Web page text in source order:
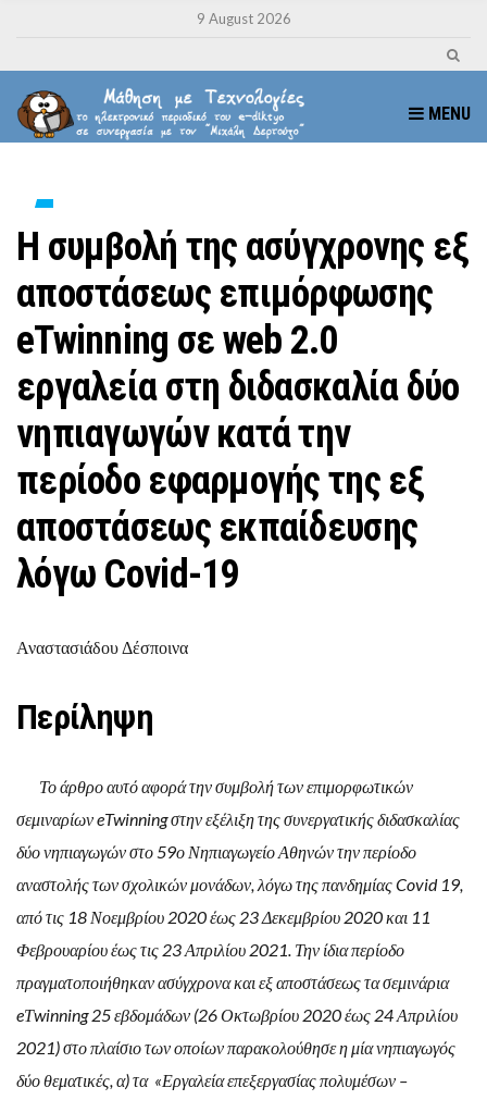
9 August 2026
MENU
Η συμβολή της ασύγχρονης εξ
αποστάσεως επιμόρφωσης
eTwinning σε web 2.0
εργαλεία στη διδασκαλία δύο
νηπιαγωγών κατά την
περίοδο εφαρμογής της εξ
αποστάσεως εκπαίδευσης
λόγω Covid-19
Αναστασιάδου Δέσποινα
Περίληψη
Το άρθρο αυτό αφορά την συμβολή των επιμορφωτικών
σεμιναρίων eTwinning στην εξέλιξη της συνεργατικής διδασκαλίας
δύο νηπιαγωγών στο 59ο Νηπιαγωγείο Αθηνών την περίοδο
αναστολής των σχολικών μονάδων, λόγω της πανδημίας Covid 19,
από τις 18 Νοεμβρίου 2020 έως 23 Δεκεμβρίου 2020 και 11
Φεβρουαρίου έως τις 23 Απριλίου 2021. Την ίδια περίοδο
πραγματοποιήθηκαν ασύγχρονα και εξ αποστάσεως τα σεμινάρια
eΤwinning 25 εβδομάδων (26 Οκτωβρίου 2020 έως 24 Απριλίου
2021) στο πλαίσιο των οποίων παρακολούθησε η μία νηπιαγωγός
δύο θεματικές, α) τα «Εργαλεία επεξεργασίας πολυμέσων –